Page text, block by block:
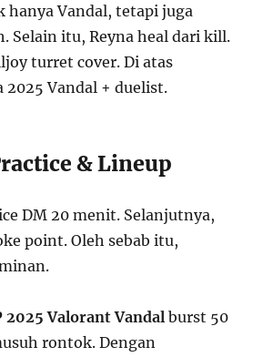
hanya Vandal, tetapi juga
Selain itu, Reyna heal dari kill.
turret cover. Di atas
2025 Vandal + duelist.
& Lineup
DM 20 menit. Selanjutnya,
point. Oleh sebab itu,
2025 Valorant Vandal burst 50
rontok. Dengan